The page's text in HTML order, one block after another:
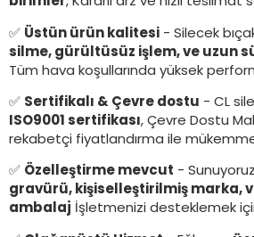
✅ Üstün ürün kalitesi - Silecek
silme, gürültüsüz işlem, ve uzun
Tüm hava koşullarında yüksek
✅ Sertifikalı & Çevre dostu - CL
ISO9001 sertifikası, Çevre Dostu
rekabetçi fiyatlandırma ile
✅ Özelleştirme mevcut - Sunuyoruz
gravürü, kişiselleştirilmiş marka,
ambalaj İşletmenizi desteklemek